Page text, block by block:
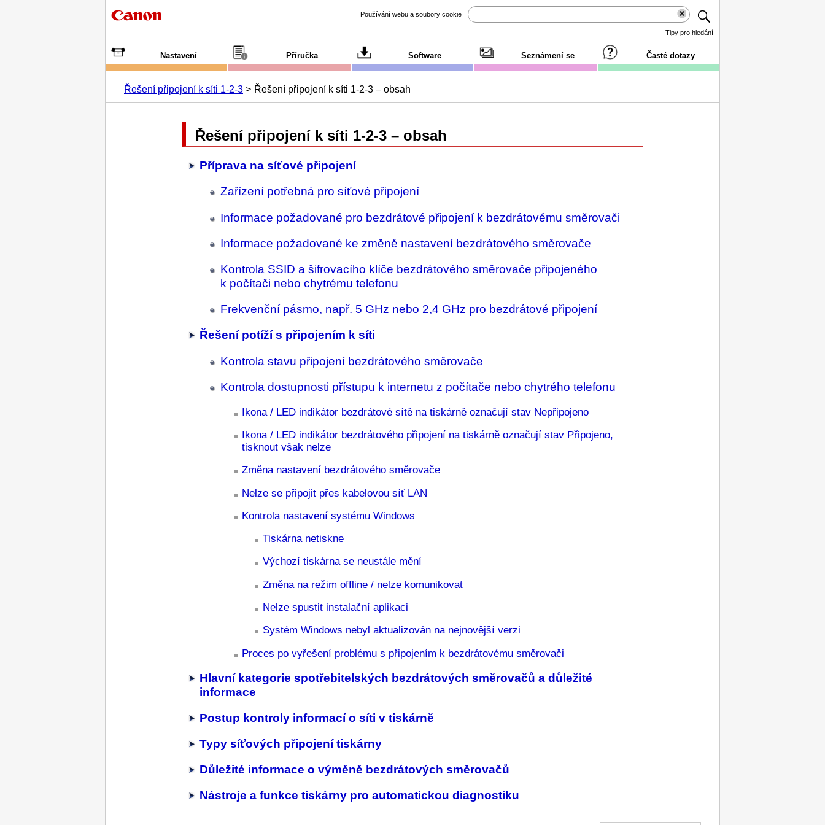
Používání webu a soubory cookie
Tipy pro hledání
Nastavení Příručka Software Seznámení se Časté dotazy
Řešení připojení k síti 1-2-3 Řešení připojení k síti 1-2-3 – obsah
Řešení připojení k síti 1-2-3 – obsah
Příprava na síťové připojení
Zařízení potřebná pro síťové připojení
Informace požadované pro bezdrátové připojení k bezdrátovému směrovači
Informace požadované ke změně nastavení bezdrátového směrovače
Kontrola SSID a šifrovacího klíče bezdrátového směrovače připojeného
k počítači nebo chytrému telefonu
Frekvenční pásmo, např. 5 GHz nebo 2,4 GHz pro bezdrátové připojení
Řešení potíží s připojením k síti
Kontrola stavu připojení bezdrátového směrovače
Kontrola dostupnosti přístupu k internetu z počítače nebo chytrého telefonu
Ikona / LED indikátor bezdrátové sítě na tiskárně označují stav Nepřipojeno
Ikona / LED indikátor bezdrátového připojení na tiskárně označují stav Připojeno,
tisknout však nelze
Změna nastavení bezdrátového směrovače
Nelze se připojit přes kabelovou síť LAN
Kontrola nastavení systému Windows
Tiskárna netiskne
Výchozí tiskárna se neustále mění
Změna na režim offline / nelze komunikovat
Nelze spustit instalační aplikaci
Systém Windows nebyl aktualizován na nejnovější verzi
Proces po vyřešení problému s připojením k bezdrátovému směrovači
Hlavní kategorie spotřebitelských bezdrátových směrovačů a důležité
informace
Postup kontroly informací o síti v tiskárně
Typy síťových připojení tiskárny
Důležité informace o výměně bezdrátových směrovačů
Nástroje a funkce tiskárny pro automatickou diagnostiku